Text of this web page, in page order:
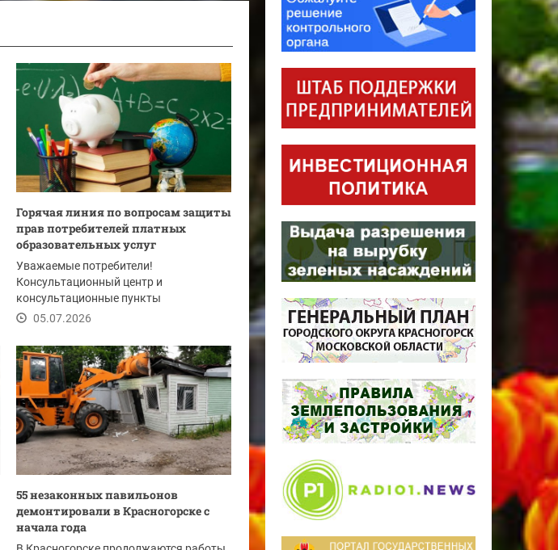
Горячая линия по вопросам защиты
прав потребителей платных
образовательных услуг
Уважаемые потребители!
Консультационный центр и
консультационные пункты
Федерального бюджетного
05.07.2026
55 незаконных павильонов
демонтировали в Красногорске с
начала года